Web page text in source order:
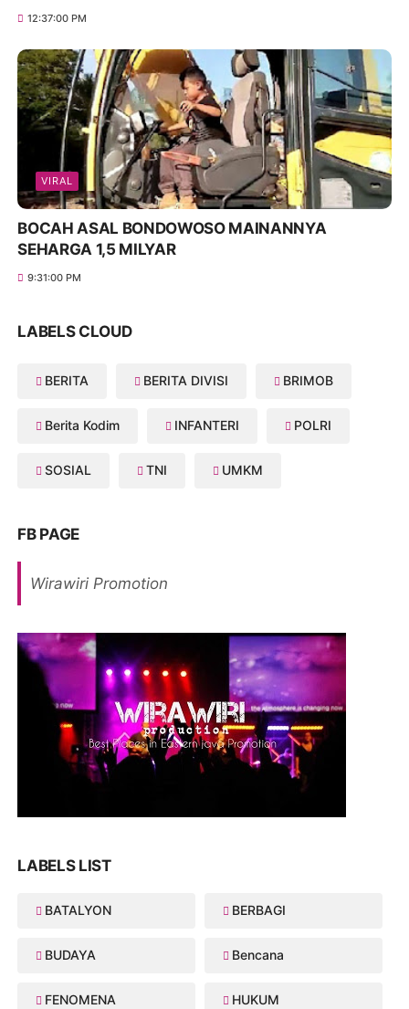
12:37:00 PM
VIRAL
BOCAH ASAL BONDOWOSO MAINANNYA
SEHARGA 1,5 MILYAR
9:31:00 PM
LABELS CLOUD
BERITA BERITA DIVISI BRIMOB
Berita Kodim INFANTERI POLRI
SOSIAL TNI UMKM
FB PAGE
Wirawiri Promotion
LABELS LIST
BATALYON BERBAGI
BUDAYA Bencana
FENOMENA HUKUM